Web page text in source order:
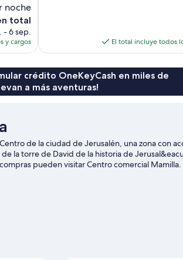
noche
total
- 6 sep.
y cargos El total incluye todos
crédito OneKeyCash en miles de
a más aventuras!
de la ciudad de Jerusalén, una zona con
la torre de David de la historia de
pueden visitar Centro comercial
del Templo. Encontrarás muchas opciones